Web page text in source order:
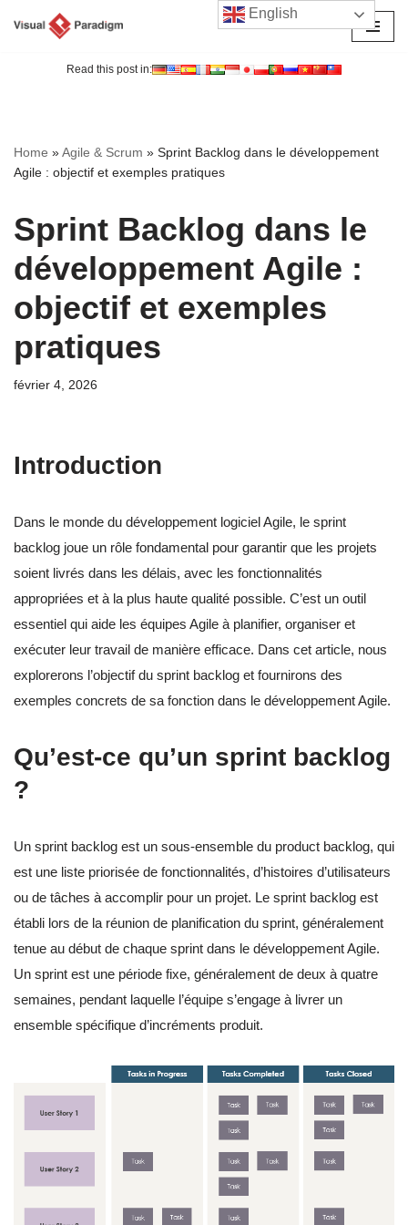
Read this post in:
Home »Agile & Scrum » Sprint Backlog dans le développement
Agile : objectif et exemples pratiques
Sprint Backlog dans le
développement Agile :
objectif et exemples
pratiques
février 4, 2026
Introduction
Dans le monde du développement logiciel Agile, le sprint
backlog joue un rôle fondamental pour garantir que les projets
soient livrés dans les délais, avec les fonctionnalités
appropriées et à la plus haute qualité possible. C’est un outil
essentiel qui aide les équipes Agile à planifier, organiser et
exécuter leur travail de manière efficace. Dans cet article, nous
explorerons l’objectif du sprint backlog et fournirons des
exemples concrets de sa fonction dans le développement Agile.
Qu’est-ce qu’un sprint backlog
?
Un sprint backlog est un sous-ensemble du product backlog, qui
est une liste priorisée de fonctionnalités, d’histoires d’utilisateurs
ou de tâches à accomplir pour un projet. Le sprint backlog est
établi lors de la réunion de planification du sprint, généralement
tenue au début de chaque sprint dans le développement Agile.
Un sprint est une période fixe, généralement de deux à quatre
semaines, pendant laquelle l’équipe s’engage à livrer un
ensemble spécifique d’incréments produit.
English